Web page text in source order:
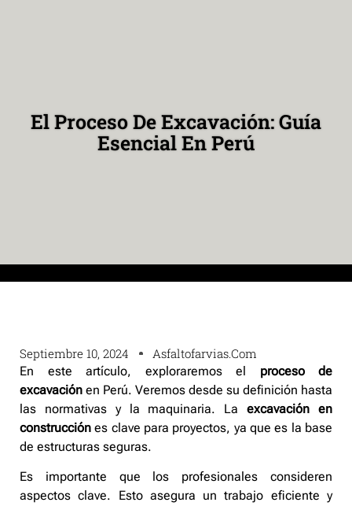
El Proceso De Excavación: Guía
Esencial En Perú
Septiembre 10, 2024 Asfaltofarvias.com
En este artículo, exploraremos el proceso de
excavación en Perú. Veremos desde su definición hasta
las normativas y la maquinaria. Laexcavación en
construcción es clave para proyectos, ya que es la base
de estructuras seguras.
Es importante que los profesionales consideren
aspectos clave. Esto asegura un trabajo eficiente y